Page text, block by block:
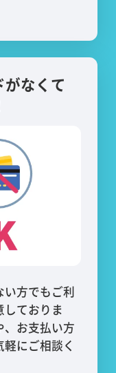
なくて
い方でもご利
ておりま
、お支払い方
にご相談く